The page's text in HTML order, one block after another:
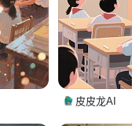
皮皮龙AI